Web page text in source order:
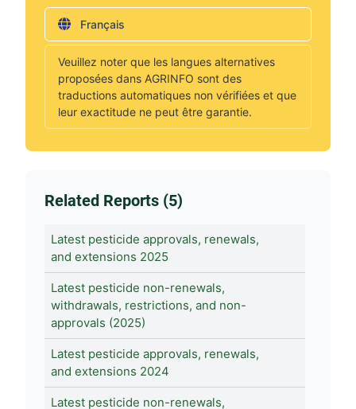
Français
Veuillez noter que les langues alternatives
proposées dans AGRINFO sont des
traductions automatiques non vérifiées et que
leur exactitude ne peut être garantie.
Related Reports (5)
Latest pesticide approvals, renewals,
and extensions 2025
Latest pesticide non-renewals,
withdrawals, restrictions, and non-
approvals (2025)
Latest pesticide approvals, renewals,
and extensions 2024
Latest pesticide non-renewals,